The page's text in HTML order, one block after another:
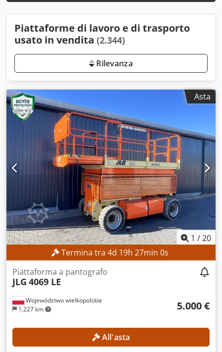
Piattaforme di lavoro e di trasporto
usato in vendita (2.344)
Rilevanza
Asta
1 /20
Termina tra 4d 19h 26min 59s
Województwo wielkopolskie
1.227 km
Piattaforma a pantografo
JLG 4069 LE
5.000 €
All'asta